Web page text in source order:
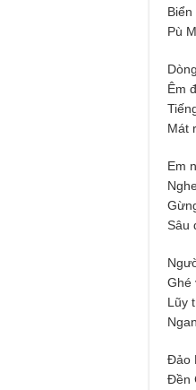
Pù
Êm
Mát
Em
Sâu
Ghé
Lũy
Đảo
Đền